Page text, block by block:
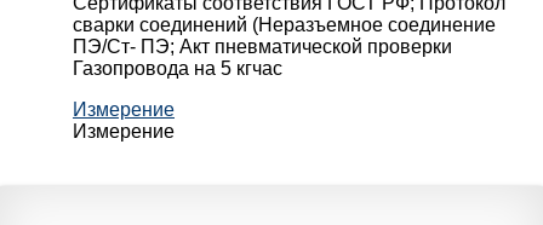
сварки соединений (Неразъемное соединение
ПЭ/Ст- ПЭ; Акт пневматической проверки
Газопровода на 5 кгчас
Измерение
Измерение